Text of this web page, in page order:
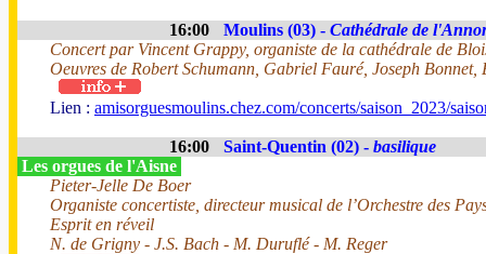
16:00 Moulins (03) - Cathédrale de
Concert par Vincent Grappy, organiste de la cathédrale de
Oeuvres de Robert Schumann, Gabriel Fauré, Joseph
Lien : amisorguesmoulins.chez.com/concerts/saison_2023/
16:00 Saint-Quentin (02) - basilique
Les orgues de l'Aisne
Pieter-Jelle De Boer
Organiste concertiste, directeur musical de l’Orchestre des
Esprit en réveil
N. de Grigny - J.S. Bach - M. Duruflé - M. Reger